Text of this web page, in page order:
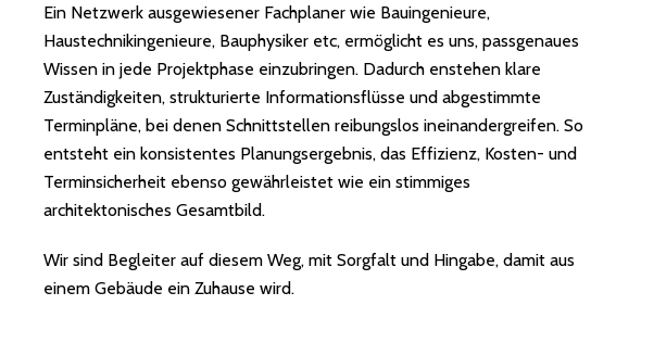
Ein Netzwerk ausgewiesener Fachplaner wie Bauingenieure,
Haustechnikingenieure, Bauphysiker etc, ermöglicht es uns, passgenaues
Wissen in jede Projektphase einzubringen. Dadurch enstehen klare
Zuständigkeiten, strukturierte Informationsflüsse und abgestimmte
Terminpläne, bei denen Schnittstellen reibungslos ineinandergreifen. So
entsteht ein konsistentes Planungsergebnis, das Effizienz, Kosten- und
Terminsicherheit ebenso gewährleistet wie ein stimmiges
architektonisches Gesamtbild.
Wir sind Begleiter auf diesem Weg, mit Sorgfalt und Hingabe, damit aus
einem Gebäude ein Zuhause wird.